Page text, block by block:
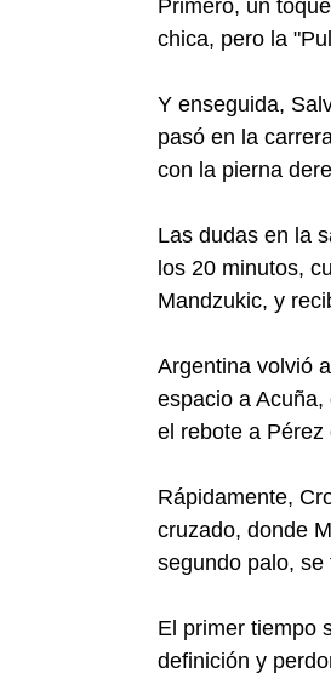
Primero, un
chica, pero la
Y enseguida,
pasó en la
con la pierna
Las dudas en la
los 20 minutos,
Mandzukic, y
Argentina volvió
espacio a
el rebote a
Rápidamente,
cruzado, donde
segundo palo,
El primer tiempo
definición y